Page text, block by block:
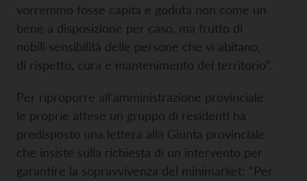
vorremmo fosse capita e goduta non come un
bene a disposizione per caso, ma frutto di
nobili sensibilità delle persone che vi abitano,
di rispetto, cura e mantenimento del territorio”.
Per riproporre all’amministrazione provinciale
le proprie attese un gruppo di residenti ha
predisposto una lettera alla Giunta provinciale
che insiste sulla richiesta di un intervento per
garantire la sopravvivenza del minimarket: “Per